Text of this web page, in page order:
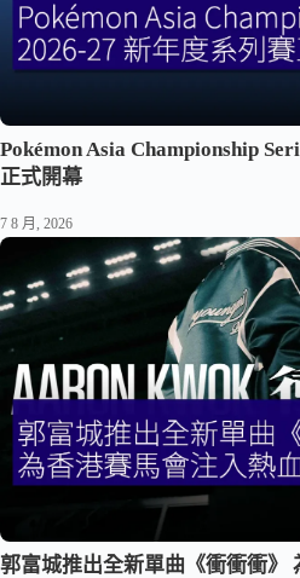
Pokémon Asia Championship
正式開幕
7 8 月, 2026
郭富城推出全新單曲《衝衝衝》